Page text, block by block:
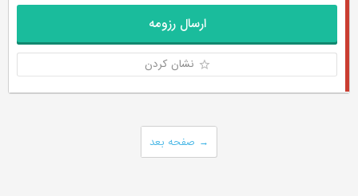
ارسال رزومه
نشان کردن
صفحه بعد →